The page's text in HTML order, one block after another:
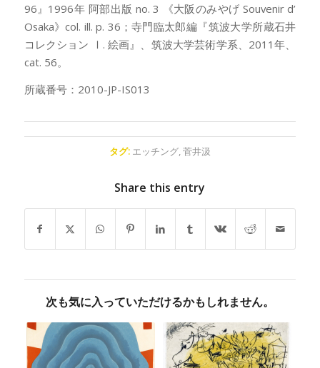
96』1996年 阿部出版 no. 3 《大阪のみやげ Souvenir d’
Osaka》col. ill. p. 36；寺門臨太郎編『筑波大学所蔵石井
コレクション Ⅰ. 絵画』、筑波大学芸術学系、2011年、
cat. 56。
所蔵番号：2010-JP-IS013
タグ: エッチング, 菅井汲
Share this entry
次も気に入っていただけるかもしれません。